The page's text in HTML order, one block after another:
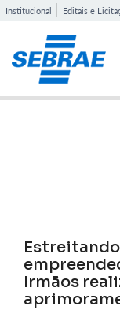
Institucional Editais e
Irmãos